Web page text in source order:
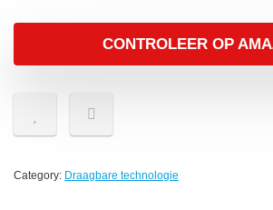
CONTROLEER OP
Category: Draagbare technologie